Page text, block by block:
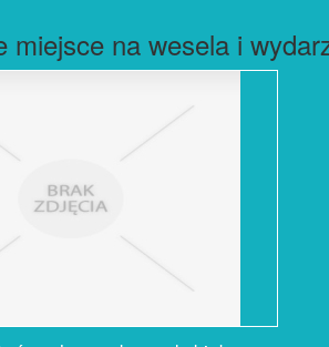
miejsce na wesela i